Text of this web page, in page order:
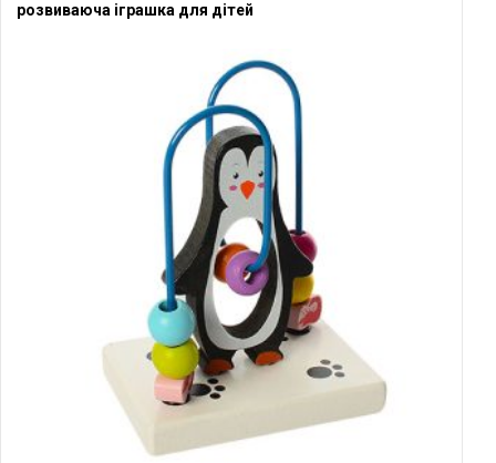
розвиваюча іграшка для дітей